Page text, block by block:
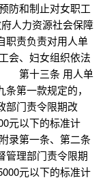
和制止对女职工
人力资源社会保障
职责负责对用人单
、妇女组织依法
第十三条 用人单
第一款规定的，
部门责令限期改
元以下的标准计
第一条、第二条
管理部门责令限期
元以下的标准计